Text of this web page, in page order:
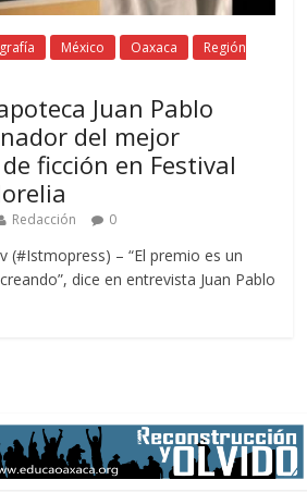
México Oaxaca
Región
Juan Pablo
del mejor
ficción en Festival
Redacción 0
(#Istmopress) – “El premio es un
dice en entrevista Juan Pablo